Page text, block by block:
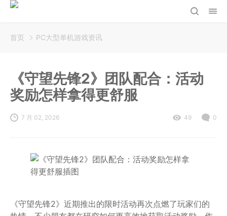
首页 PC大型单机游戏资讯
《守望先锋2》团队配合：活动
奖励怎样拿得更舒服
7 月 02, 2026 49 0
《守望先锋2》近期推出的限时活动再次点燃了玩家们的